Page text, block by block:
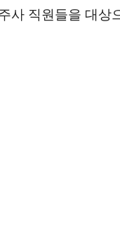
사 직원들을 대상